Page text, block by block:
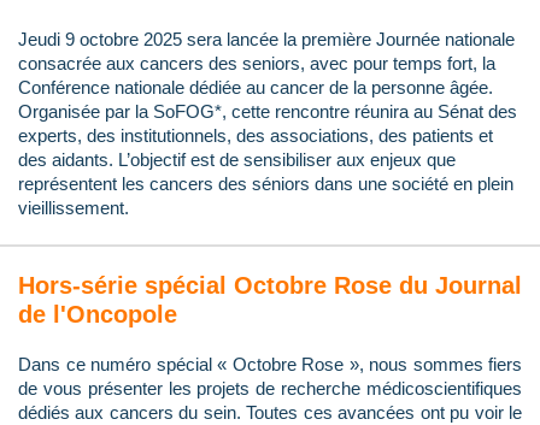
Jeudi 9 octobre 2025 sera lancée la première Journée nationale
consacrée aux cancers des seniors, avec pour temps fort, la
Conférence nationale dédiée au cancer de la personne âgée.
Organisée par la SoFOG*, cette rencontre réunira au Sénat des
experts, des institutionnels, des associations, des patients et
des aidants. L’objectif est de sensibiliser aux enjeux que
représentent les cancers des séniors dans une société en plein
vieillissement.
Hors-série spécial Octobre Rose du Journal
de l'Oncopole
Dans ce numéro spécial « Octobre Rose », nous sommes fiers
de vous présenter les projets de recherche médicoscientifiques
dédiés aux cancers du sein. Toutes ces avancées ont pu voir le